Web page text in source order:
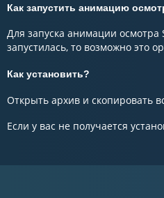
Как запустить анимацию
Для запуска анимации осмотра
запустилась, то возможно это
Как установить?
Открыть архив и скопировать
Если у вас не получается